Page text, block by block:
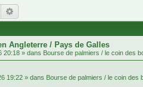
Rechercher
Angleterre / Pays de Galles
20:18 » dans Bourse de palmiers / le coin des
19:22 » dans Bourse de palmiers / le coin